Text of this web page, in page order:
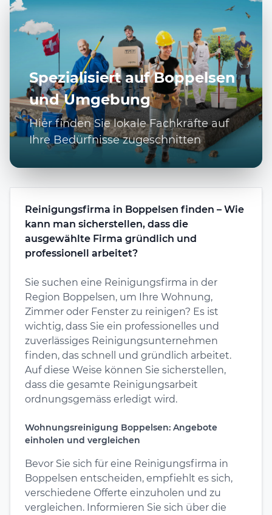
Spezialisiert auf Boppelsen
und Umgebung
Hier finden Sie lokale Fachkräfte auf
Ihre Bedürfnisse zugeschnitten
Reinigungsfirma in Boppelsen finden – Wie
kann man sicherstellen, dass die
ausgewählte Firma gründlich und
professionell arbeitet?
Sie suchen eine Reinigungsfirma in der
Region Boppelsen, um Ihre Wohnung,
Zimmer oder Fenster zu reinigen? Es ist
wichtig, dass Sie ein professionelles und
zuverlässiges Reinigungsunternehmen
finden, das schnell und gründlich arbeitet.
Auf diese Weise können Sie sicherstellen,
dass die gesamte Reinigungsarbeit
ordnungsgemäss erledigt wird.
Wohnungsreinigung Boppelsen: Angebote
einholen und vergleichen
Bevor Sie sich für eine Reinigungsfirma in
Boppelsen entscheiden, empfiehlt es sich,
verschiedene Offerte einzuholen und zu
vergleichen. Informieren Sie sich über die